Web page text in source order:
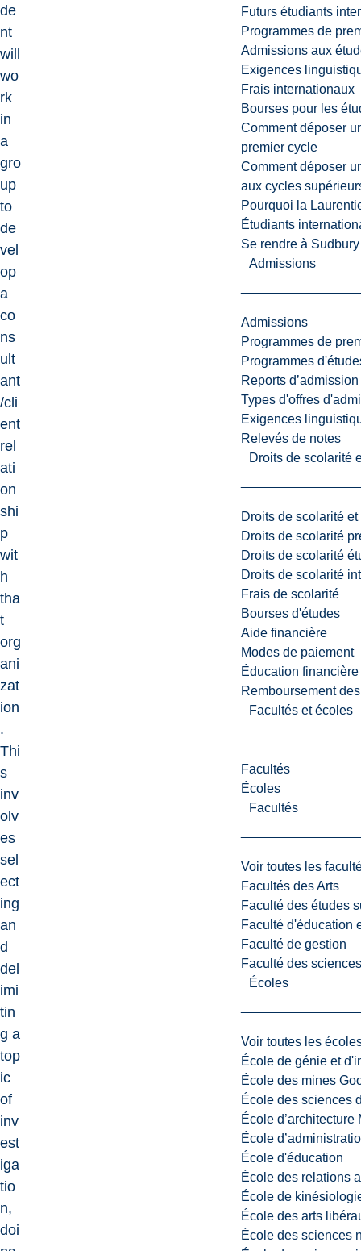
Futurs étudiants
Programmes de
Admissions aux
Exigences
Frais internationaux
Bourses pour les
Comment déposer
premier cycle
Comment déposer
aux cycles
Pourquoi la
Étudiants
Se rendre à Sudbury
Admissions
Admissions
Programmes de
Programmes
Reports d’admission
Types d'offres
Exigences
Relevés de notes
Droits de scolarité
Droits de scolarité
Droits de scolarité
Droits de scolarité
Droits de scolarité
Frais de scolarité
Bourses d'études
Aide financière
Modes de paiement
Éducation financière
Remboursement
Facultés et écoles
Facultés
Écoles
Facultés
Voir toutes les
Facultés des Arts
Faculté des études
Faculté d'éducation
Faculté de gestion
Faculté des
Écoles
Voir toutes les
École de génie et
École des mines
École des sciences
École d’architecture
École
École d'éducation
École des relations
École de
École des arts
École des sciences
de
nt
will
wo
rk
in
a
gro
up
to
de
vel
op
a
co
ns
ult
ant
/cli
ent
rel
ati
on
shi
p
wit
h
tha
t
org
ani
zat
ion
.
Thi
s
inv
olv
es
sel
ect
ing
an
d
del
imi
tin
g a
top
ic
of
inv
est
iga
tio
n,
doi